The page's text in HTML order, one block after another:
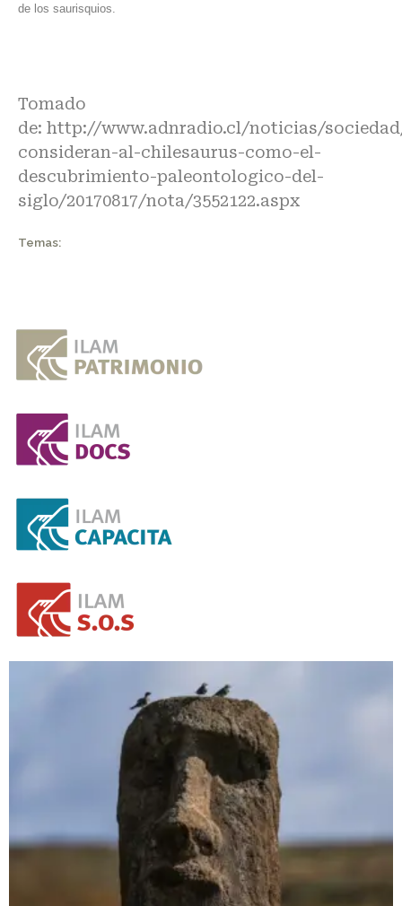
de los saurisquios.
Tomado
de: http://www.adnradio.cl/noticias/
consideran-al-chilesaurus-como-el-
descubrimiento-paleontologico-del-
siglo/20170817/nota/3552122.aspx
Temas: